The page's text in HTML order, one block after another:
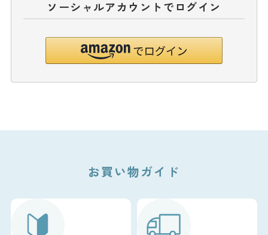
ソーシャルアカウントでログイン
お買い物ガイド